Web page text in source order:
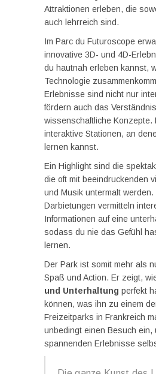
Attraktionen erleben, die
auch lehrreich sind.
Im Parc du Futuroscope
innovative 3D- und 4D-
du hautnah erleben kannst,
Technologie
Erlebnisse sind nicht nur
fördern auch das
wissenschaftliche Konzepte.
interaktive Stationen, an
lernen kannst.
Ein Highlight sind die
die oft mit beeindruckenden
und Musik untermalt werden.
Darbietungen vermitteln
Informationen auf eine
sodass du nie das Gefühl
lernen.
Der Park ist somit mehr als
Spaß und Action. Er zeigt,
und Unterhaltung perfekt
können, was ihn zu einem
Freizeitparks in Frankreich
unbedingt einen Besuch ein,
spannenden Erlebnisse